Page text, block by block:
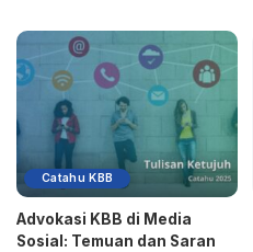
Catahu KBB
Advokasi KBB di Media
Sosial: Temuan dan Saran